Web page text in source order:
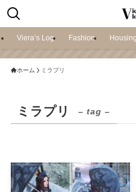
Viera’s Log Fashion
ホーム ミラプリ
ミラプリ – tag –